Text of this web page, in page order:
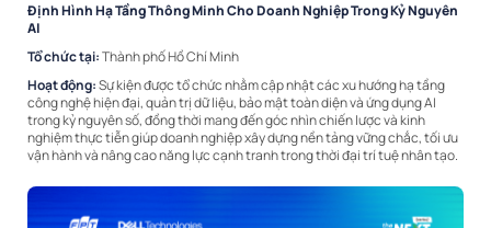
Định Hình Hạ Tầng Thông Minh Cho Doanh Nghiệp Trong Kỷ Nguyên
AI
Tổ chức tại:Thành phố Hồ Chí Minh
Hoạt động:Sự kiện được tổ chức nhằm cập nhật các xu hướng hạ tầng
công nghệ hiện đại, quản trị dữ liệu, bảo mật toàn diện và ứng dụng AI
trong kỷ nguyên số, đồng thời mang đến góc nhìn chiến lược và kinh
nghiệm thực tiễn giúp doanh nghiệp xây dựng nền tảng vững chắc, tối ưu
vận hành và nâng cao năng lực cạnh tranh trong thời đại trí tuệ nhân tạo.